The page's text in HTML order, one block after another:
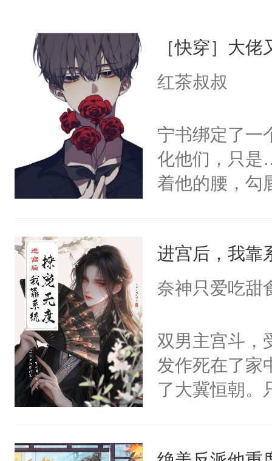
［快穿］大
红茶叔叔
宁书绑定了一
化他们，只是
着他的腰，勾
来，给老公亲
用力——为你
进宫后，我靠
奈神只爱吃甜
双男主宫斗，
发作死在了家
了大冀恒朝。